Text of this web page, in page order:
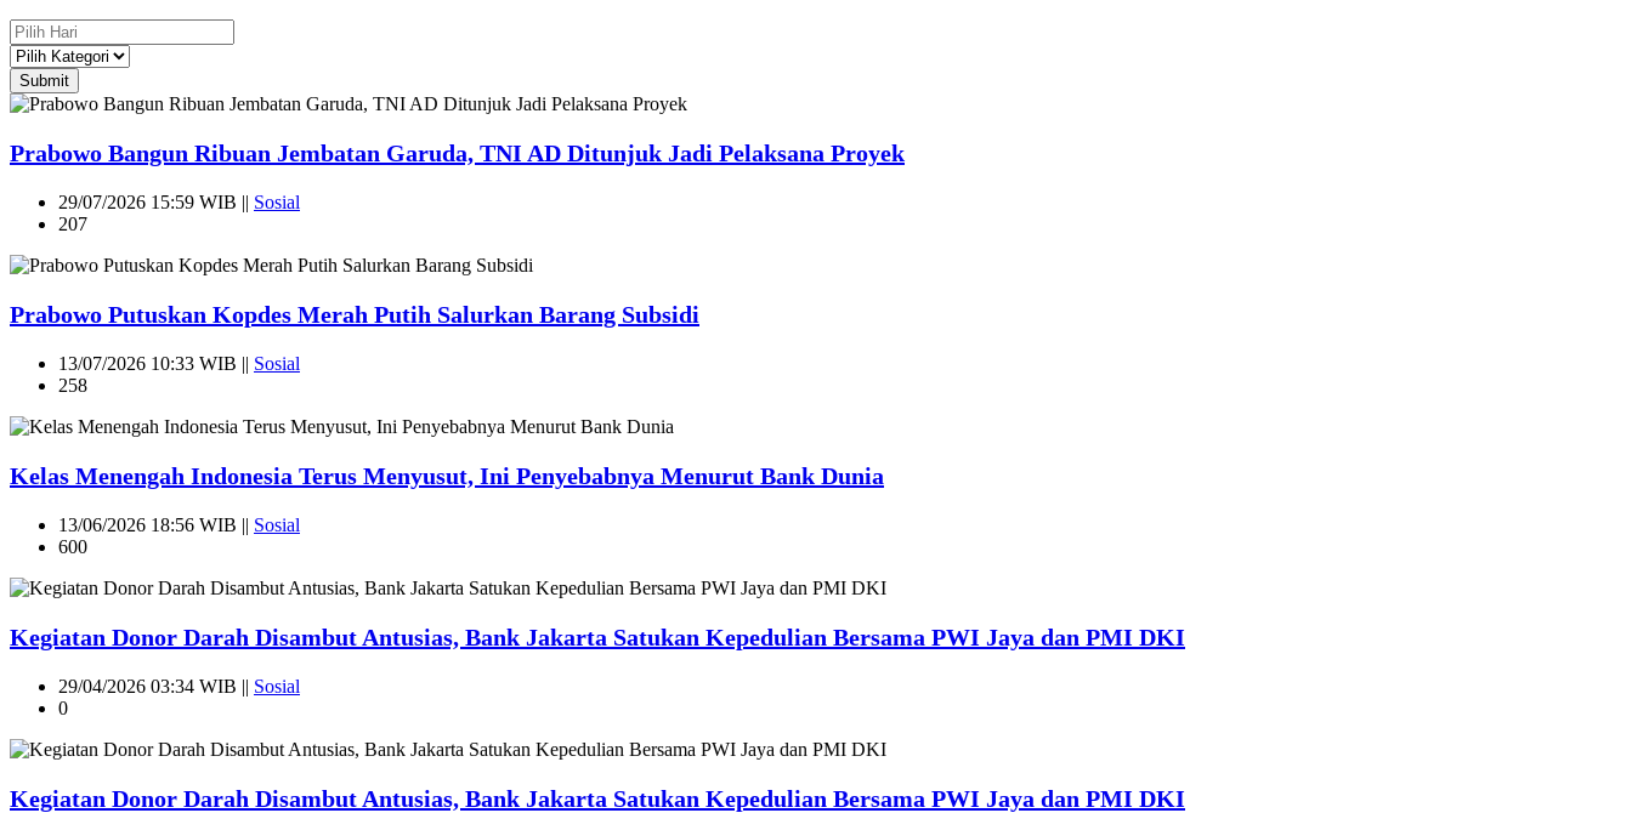
Submit
Prabowo Bangun Ribuan Jembatan Garuda, TNI AD Ditunjuk Jadi Pelaksana Proyek
29/07/2026 15:59 WIB || Sosial
207
Prabowo Putuskan Kopdes Merah Putih Salurkan Barang Subsidi
13/07/2026 10:33 WIB || Sosial
258
Kelas Menengah Indonesia Terus Menyusut, Ini Penyebabnya Menurut Bank Dunia
13/06/2026 18:56 WIB || Sosial
600
Kegiatan Donor Darah Disambut Antusias, Bank Jakarta Satukan Kepedulian Bersama PWI Jaya dan PMI DKI
29/04/2026 03:34 WIB || Sosial
0
Kegiatan Donor Darah Disambut Antusias, Bank Jakarta Satukan Kepedulian Bersama PWI Jaya dan PMI DKI